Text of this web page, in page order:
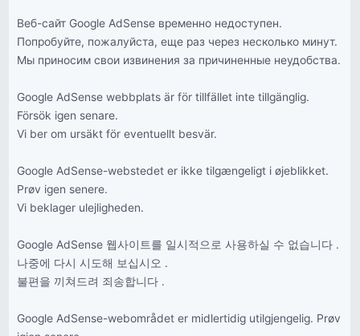
Веб-сайт Google AdSense временно недоступен.
Попробуйте, пожалуйста, еще раз через несколько минут.
Мы приносим свои извинения за причиненные неудобства.
Google AdSense webbplats är för tillfället inte tillgänglig.
Försök igen senare.
Vi ber om ursäkt för eventuellt besvär.
Google AdSense-webstedet er ikke tilgængeligt i øjeblikket.
Prøv igen senere.
Vi beklager ulejligheden.
Google AdSense 웹사이트를 일시적으로 사용하실 수 없습니다 .
나중에 다시 시도해 보십시오 .
불편을 끼쳐드려 죄송합니다 .
Google AdSense-webområdet er midlertidig utilgjengelig. Prøv